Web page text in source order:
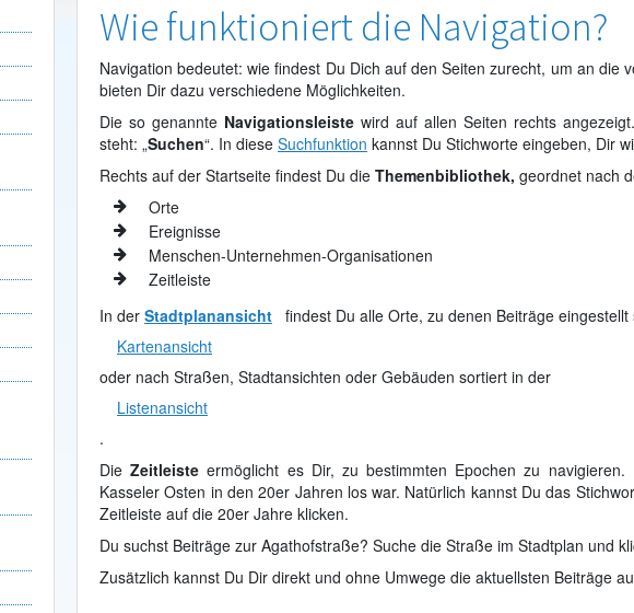
Wie funktioniert die Navigation?
Navigation bedeutet: wie findest Du Dich auf den Seiten zurecht, um an die
bieten Dir dazu verschiedene Möglichkeiten.
Die so genannte Navigationsleiste wird auf allen Seiten rechts
steht: „Suchen“. In diese Suchfunktion kannst Du Stichworte eingeben, Dir
Rechts auf der Startseite findest Du die Themenbibliothek, geordnet nach
Orte
Ereignisse
Menschen-Unternehmen-Organisationen
Zeitleiste
In der Stadtplanansicht findest Du alle Orte, zu denen Beiträge
Kartenansicht
oder nach Straßen, Stadtansichten oder Gebäuden sortiert in der
Listenansicht
.
DieZeitleisteermöglicht es Dir, zu bestimmten Epochen zu
Kasseler Osten in den 20er Jahren los war. Natürlich kannst Du das
Zeitleiste auf die 20er Jahre klicken.
Du suchst Beiträge zur Agathofstraße? Suche die Straße im Stadtplan und
Zusätzlich kannst Du Dir direkt und ohne Umwege die aktuellsten Beiträge